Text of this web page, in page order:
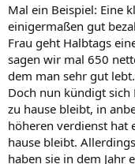
Mal ein Beispiel: Eine
einigermaßen gut
Frau geht Halbtags
sagen wir mal 650
dem man sehr gut lebt.
Doch nun kündigt sich
zu hause bleibt, in
höheren verdienst hat
hause bleibt.
haben sie in dem Jahr